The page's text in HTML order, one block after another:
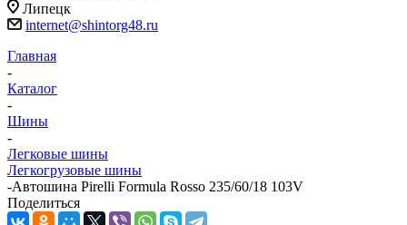
Липецк
internet@shintorg48.ru
Главная
-
Каталог
-
Шины
-
Легковые шины
Легкогрузовые шины
-Автошина Pirelli Formula Rosso 235/60/18 103V
Поделиться